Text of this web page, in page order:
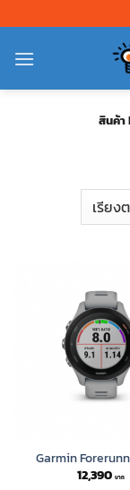
ไป
ยัง
สินค้า
Garmin
12,390